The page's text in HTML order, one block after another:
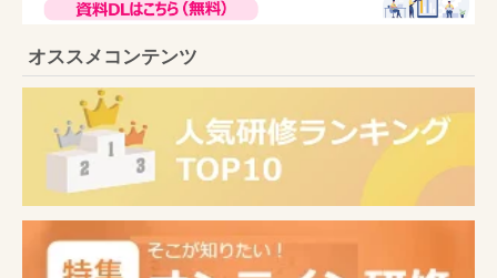
オススメコンテンツ